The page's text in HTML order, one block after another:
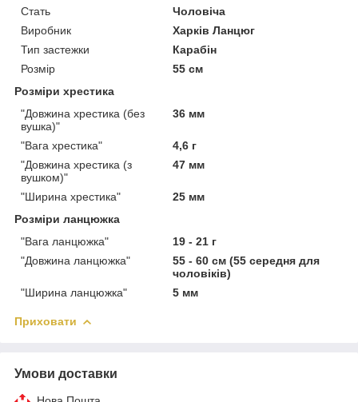
Стать
Чоловіча
Виробник
Харків Ланцюг
Тип застежки
Карабін
Розмір
55 см
Розміри хрестика
"Довжина хрестика (без
вушка)"
36 мм
"Вага хрестика"
4,6 г
"Довжина хрестика (з
вушком)"
47 мм
"Ширина хрестика"
25 мм
Розміри ланцюжка
"Вага ланцюжка"
19 - 21 г
"Довжина ланцюжка"
55 - 60 см (55 середня для
чоловіків)
"Ширина ланцюжка"
5 мм
Приховати
Умови доставки